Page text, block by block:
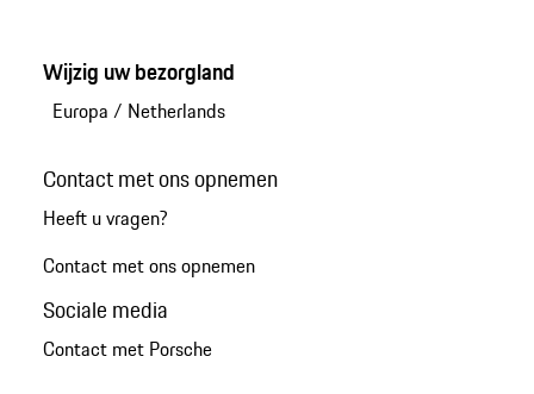
Wijzig uw bezorgland
Europa / Netherlands
Contact met ons opnemen
Heeft u vragen?
Contact met ons opnemen
Sociale media
Contact met Porsche